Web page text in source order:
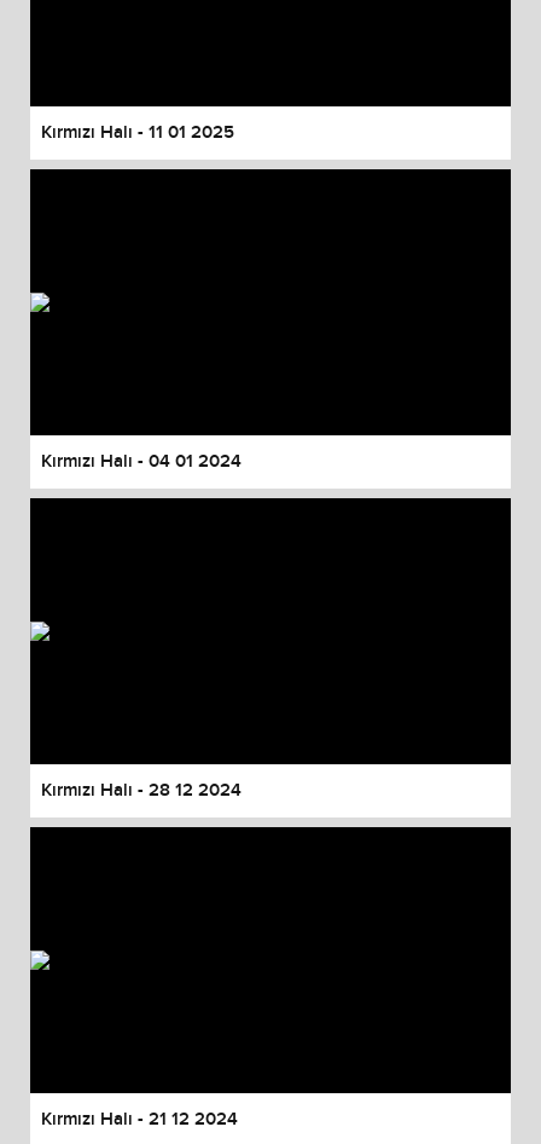
Kırmızı Halı - 11 01 2025
Kırmızı Halı - 04 01 2024
Kırmızı Halı - 28 12 2024
Kırmızı Halı - 21 12 2024